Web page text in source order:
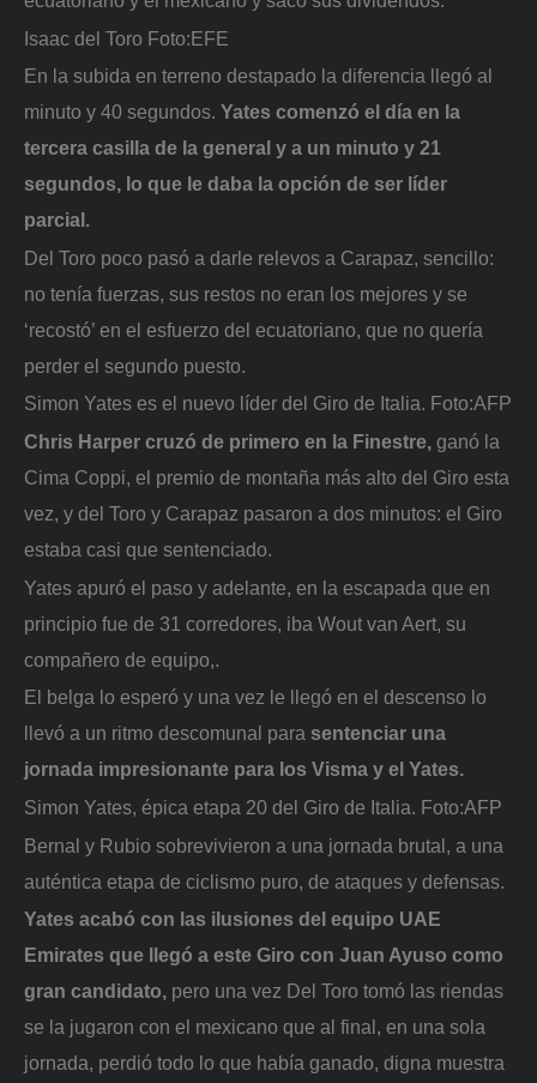
Isaac del Toro Foto:EFE
En la subida en terreno destapado la diferencia llegó al
minuto y 40 segundos. Yates comenzó el día en la
tercera casilla de la general y a un minuto y 21
segundos, lo que le daba la opción de ser líder
parcial.
Del Toro poco pasó a darle relevos a Carapaz, sencillo:
no tenía fuerzas, sus restos no eran los mejores y se
‘recostó’ en el esfuerzo del ecuatoriano, que no quería
perder el segundo puesto.
Simon Yates es el nuevo líder del Giro de Italia. Foto:AFP
Chris Harper cruzó de primero en la Finestre, ganó la
Cima Coppi, el premio de montaña más alto del Giro esta
vez, y del Toro y Carapaz pasaron a dos minutos: el Giro
estaba casi que sentenciado.
Yates apuró el paso y adelante, en la escapada que en
principio fue de 31 corredores, iba Wout van Aert, su
compañero de equipo,.
El belga lo esperó y una vez le llegó en el descenso lo
llevó a un ritmo descomunal para sentenciar una
jornada impresionante para los Visma y el Yates.
Simon Yates, épica etapa 20 del Giro de Italia. Foto:AFP
Bernal y Rubio sobrevivieron a una jornada brutal, a una
auténtica etapa de ciclismo puro, de ataques y defensas.
Yates acabó con las ilusiones del equipo UAE
Emirates que llegó a este Giro con Juan Ayuso como
gran candidato, pero una vez Del Toro tomó las riendas
se la jugaron con el mexicano que al final, en una sola
jornada, perdió todo lo que había ganado, digna muestra